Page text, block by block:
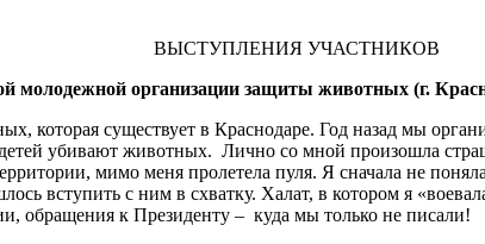
ВЫСТУПЛЕНИЯ УЧАСТНИКОВ
молодежной организации защиты животных (г.
которая существует в Краснодаре. Год назад мы
убивают животных. Лично со мной произошла
мимо меня пролетела пуля. Я сначала не
вступить с ним в схватку. Халат, в котором я
обращения к Президенту – куда мы только не писали!